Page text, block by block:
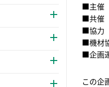
■主催
■共催
■協力
■機材
■企画
この企